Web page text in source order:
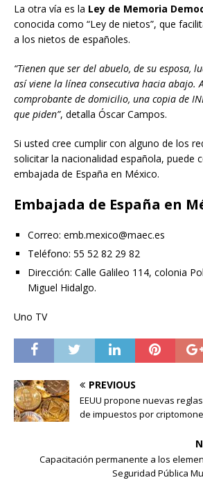
La otra vía es la Ley de Memoria
conocida como “Ley de nietos”, que
a los nietos de españoles.
“Tienen que ser del abuelo, de su esposa,
así viene la línea consecutiva hacia abajo.
comprobante de domicilio, una copia de
que piden”, detalla Óscar Campos.
Si usted cree cumplir con alguno de los
solicitar la nacionalidad española, puede
embajada de España en México.
Embajada de España en
Correo: emb.mexico@maec.es
Teléfono: 55 52 82 29 82
Dirección: Calle Galileo 114, colonia
Miguel Hidalgo.
Uno TV
PREVIOUS
EEUU propone nuevas
de impuestos por
Capacitación permanente a los
Seguridad Pública